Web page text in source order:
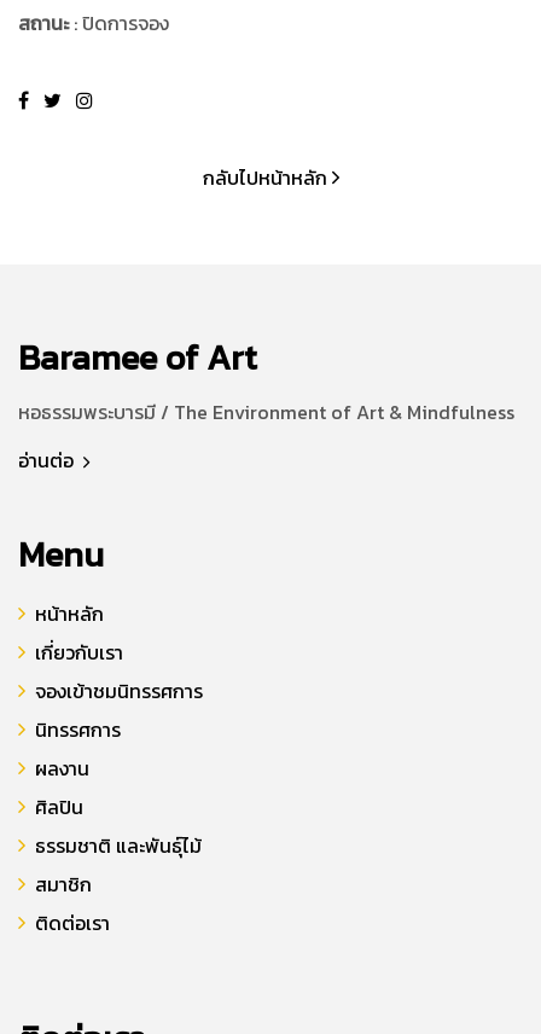
สถานะ: ปิดการจอง
กลับไปหน้าหลัก
Baramee of Art
หอธรรมพระบารมี / The Environment of Art & Mindfulness
อ่านต่อ
Menu
หน้าหลัก
เกี่ยวกับเรา
จองเข้าชมนิทรรศการ
นิทรรศการ
ผลงาน
ศิลปิน
ธรรมชาติ และพันธุ์ไม้
สมาชิก
ติดต่อเรา